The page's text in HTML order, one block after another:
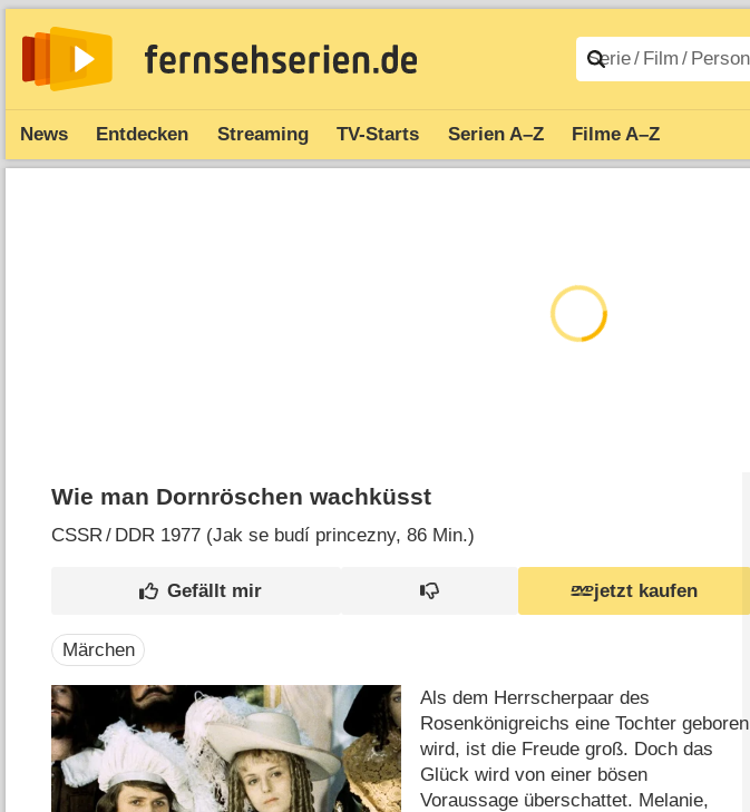
News Entdecken Streaming TV-Starts Serien A–Z Filme A–Z
Wie man Dornröschen wachküsst
CSSR/ DDR 1977 (Jak se budí princezny‎, 86 Min.)
jetzt kaufen
Märchen
Als dem Herrscherpaar des
Rosenkönigreichs eine Tochter geboren
wird, ist die Freude groß. Doch das
Glück wird von einer bösen
Voraussage überschattet. Melanie,